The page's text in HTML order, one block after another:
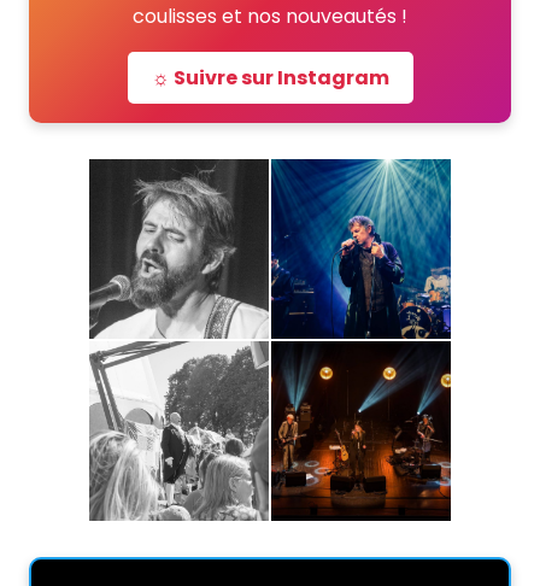
coulisses et nos nouveautés !
☼ Suivre sur Instagram